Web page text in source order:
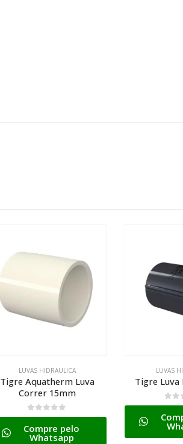
LUVAS HIDRAULICA
Tigre Luva Eletroduto 1
0de 5
Compre pelo
Whatsapp
LUVAS
Tigre
0de